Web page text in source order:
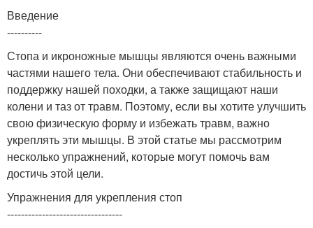
Введение
----------
Стопа и икроножные мышцы являются очень важными
частями нашего тела. Они обеспечивают стабильность и
поддержку нашей походки, а также защищают наши
колени и таз от травм. Поэтому, если вы хотите улучшить
свою физическую форму и избежать травм, важно
укреплять эти мышцы. В этой статье мы рассмотрим
несколько упражнений, которые могут помочь вам
достичь этой цели.
Упражнения для укрепления стоп
---------------------------------